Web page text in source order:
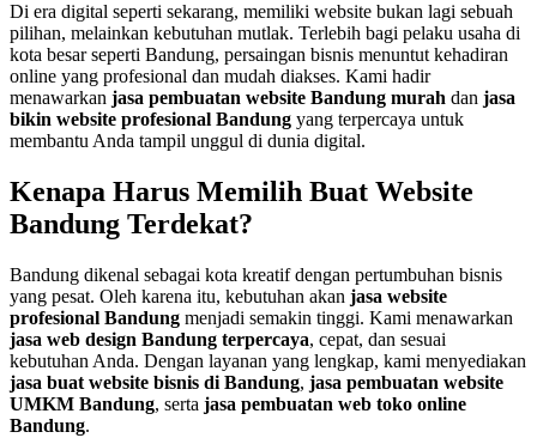
Di era digital seperti sekarang, memiliki website bukan lagi sebuah
pilihan, melainkan kebutuhan mutlak. Terlebih bagi pelaku usaha di
kota besar seperti Bandung, persaingan bisnis menuntut kehadiran
online yang profesional dan mudah diakses. Kami hadir
menawarkan jasa pembuatan website Bandung murah dan jasa
bikin website profesional Bandung yang terpercaya untuk
membantu Anda tampil unggul di dunia digital.
Kenapa Harus Memilih Buat Website
Bandung Terdekat?
Bandung dikenal sebagai kota kreatif dengan pertumbuhan bisnis
yang pesat. Oleh karena itu, kebutuhan akan jasa website
profesional Bandung menjadi semakin tinggi. Kami menawarkan
jasa web design Bandung terpercaya, cepat, dan sesuai
kebutuhan Anda. Dengan layanan yang lengkap, kami menyediakan
jasa buat website bisnis di Bandung, jasa pembuatan website
UMKM Bandung, serta jasa pembuatan web toko online
Bandung.